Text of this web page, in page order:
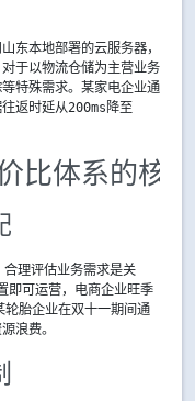
东本地部署的云服务器，
于以物流仓储为主营业务
特殊需求。某家电企业通
返时延从200ms降至
比体系的核
理评估业务需求是关
即可运营，电商企业旺季
轮胎企业在双十一期间通
浪费。